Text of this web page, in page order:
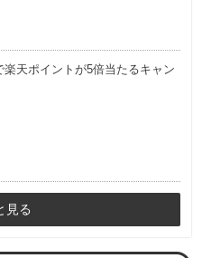
楽天ポイントが5倍当たるキャン
見る